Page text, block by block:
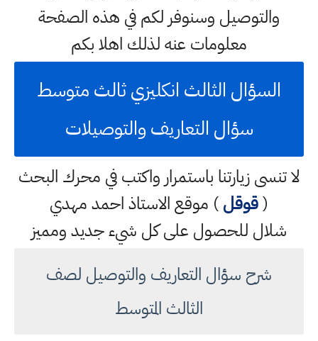
والتوصيل وسنوفر لكم في هذه الصفحة
معلومات عنه لذلك اهلا بكم
السؤال الثالث انكليزي ثالث متوسط
سؤال التعاريف والتوصيلات
لا تنسى زيارتنا باستمرار واكتب في محرك البحث
(قوقل) موقع الاستاذ احمد مهدي
شلال للحصول على كل شيء جديد ومميز
شرح سؤال التعاريف والتوصيل لصف
الثالث المتوسط